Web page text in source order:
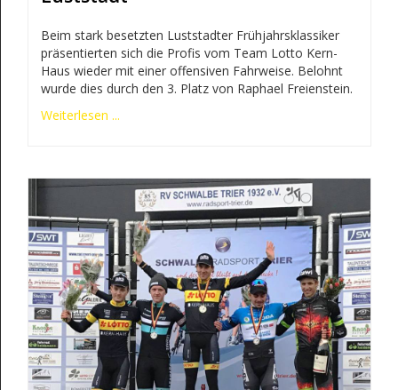
Beim stark besetzten Luststadter Frühjahrsklassiker
präsentierten sich die Profis vom Team Lotto Kern-
Haus wieder mit einer offensiven Fahrweise. Belohnt
wurde dies durch den 3. Platz von Raphael Freienstein.
Weiterlesen ...